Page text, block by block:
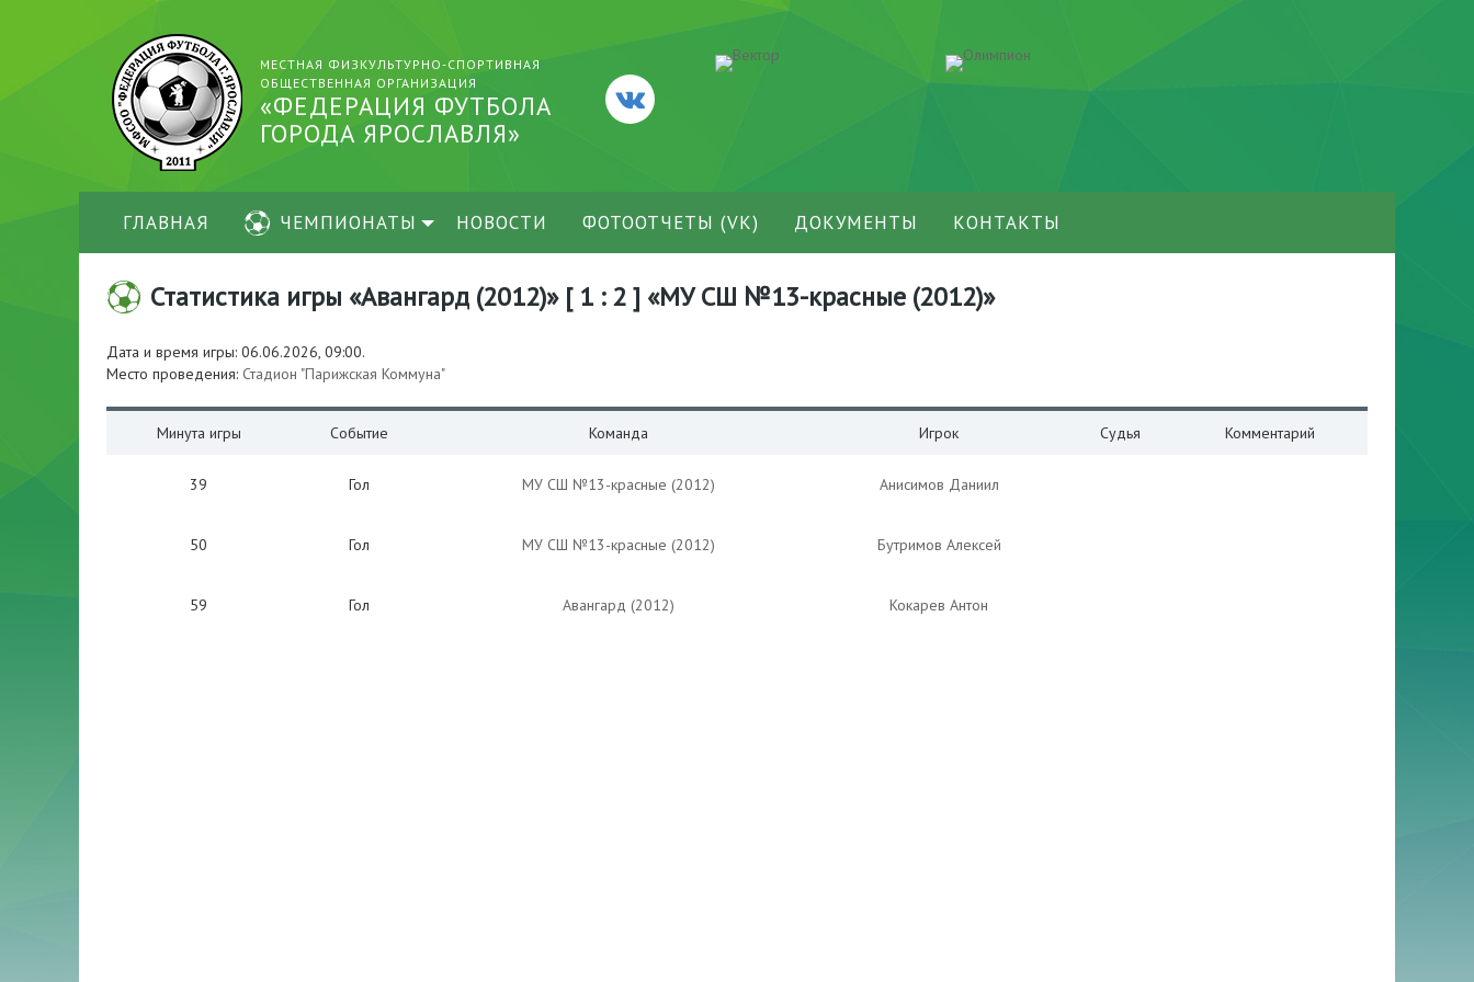
МЕСТНАЯ ФИЗКУЛЬТУРНО-СПОРТИВНАЯ
ОБЩЕСТВЕННАЯ ОРГАНИЗАЦИЯ
«ФЕДЕРАЦИЯ ФУТБОЛА
ГОРОДА ЯРОСЛАВЛЯ»
ГЛАВНАЯ ЧЕМПИОНАТЫ НОВОСТИ ФОТООТЧЕТЫ (VK) ДОКУМЕНТЫ КОНТАКТЫ
Статистика игры «Авангард (2012)» [ 1 : 2 ] «МУ СШ №13-красные (2012)»
Дата и время игры: 06.06.2026, 09:00.
Место проведения: Стадион "Парижская Коммуна"
Минута игры Событие Команда Игрок Судья Комментарий
39 Гол МУ СШ №13-красные (2012) Анисимов Даниил
50 Гол МУ СШ №13-красные (2012) Бутримов Алексей
59 Гол Авангард (2012) Кокарев Антон